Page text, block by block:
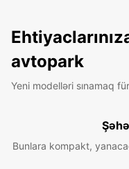
avtopark
Yeni modelləri sınamaq
Bunlara kompakt,